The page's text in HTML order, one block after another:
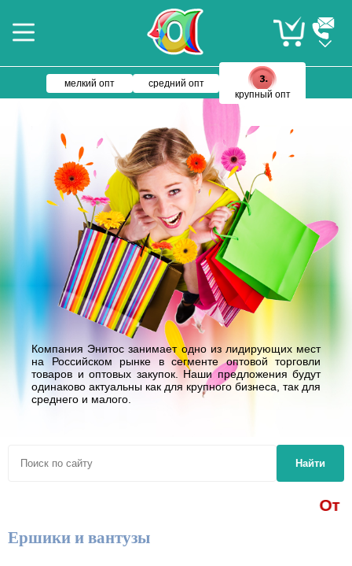
мелкий опт
средний опт
крупный опт
Компания Энитос занимает одно из лидирующих мест
на Российском рынке в сегменте оптовой торговли
товаров и оптовых закупок. Наши предложения будут
одинаково актуальны как для крупного бизнеса, так для
среднего и малого.
Найти
От
Ершики и вантузы